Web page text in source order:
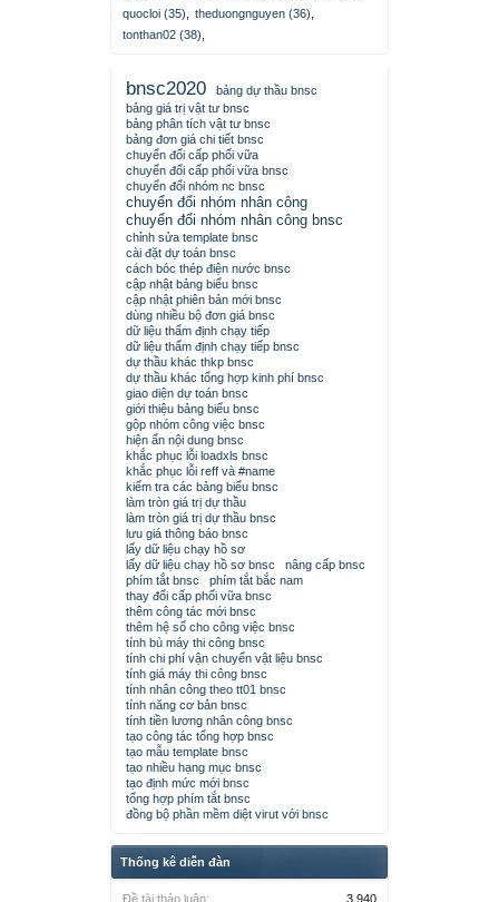
quocloi (35)
theduongnguyen (36)
tonthan02 (38)
bnsc2020
bảng dự thầu bnsc
bảng giá trị vật tư bnsc
bảng phân tích vật tư bnsc
bảng đơn giá chi tiết bnsc
chuyển đổi cấp phối vữa
chuyển đổi cấp phối vữa bnsc
chuyển đổi nhóm nc bnsc
chuyển đổi nhóm nhân công
chuyển đổi nhóm nhân công bnsc
chỉnh sửa template bnsc
cài đặt dự toán bnsc
cách bóc thép điện nước bnsc
cập nhật bảng biểu bnsc
cập nhật phiên bản mới bnsc
dùng nhiều bộ đơn giá bnsc
dữ liệu thẩm định chạy tiếp
dữ liệu thẩm định chạy tiếp bnsc
dự thầu khác thkp bnsc
dự thầu khác tổng hợp kinh phí bnsc
giao diện dự toán bnsc
giới thiệu bảng biểu bnsc
gộp nhóm công việc bnsc
hiện ẩn nội dung bnsc
khắc phục lỗi loadxls bnsc
khắc phục lỗi reff và #name
kiểm tra các bảng biểu bnsc
làm tròn giá trị dự thầu
làm tròn giá trị dự thầu bnsc
lưu giá thông báo bnsc
lấy dữ liệu chạy hồ sơ
lấy dữ liệu chạy hồ sơ bnsc
nâng cấp bnsc
phím tắt bnsc
phím tắt bắc nam
thay đổi cấp phối vữa bnsc
thêm công tác mới bnsc
thêm hệ số cho công việc bnsc
tính bù máy thi công bnsc
tính chi phí vận chuyển vật liệu bnsc
tính giá máy thi công bnsc
tính nhân công theo tt01 bnsc
tính năng cơ bản bnsc
tính tiền lương nhân công bnsc
tạo công tác tổng hợp bnsc
tạo mẫu template bnsc
tạo nhiều hạng mục bnsc
tạo định mức mới bnsc
tổng hợp phím tắt bnsc
đồng bộ phần mềm diệt virut với bnsc
Thống kê diễn đàn
Đề tài thảo luận: 3,940